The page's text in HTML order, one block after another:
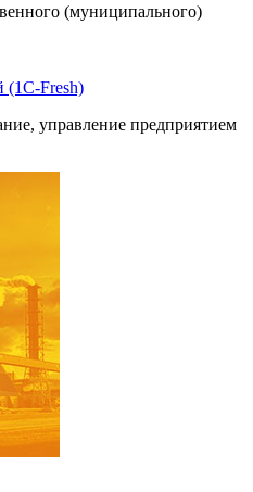
(муниципального)
(1С-Fresh)
управление предприятием